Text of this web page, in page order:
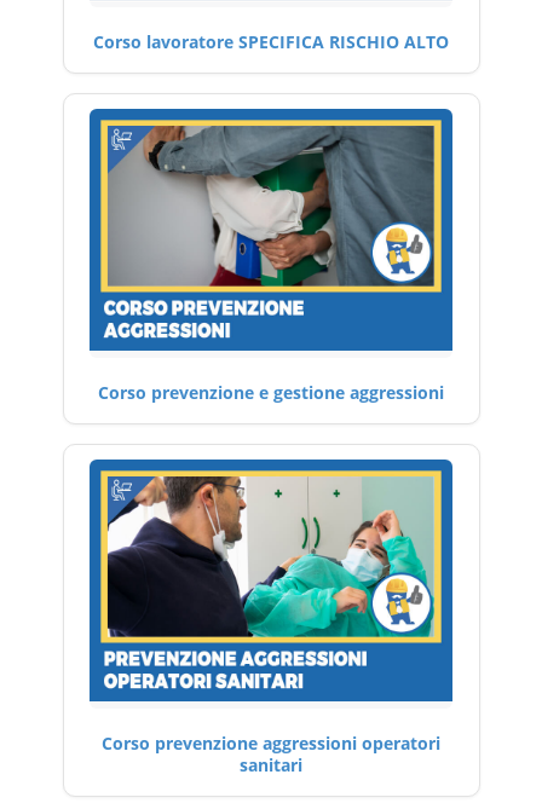
Corso lavoratore SPECIFICA RISCHIO ALTO
Corso prevenzione e gestione aggressioni
Corso prevenzione aggressioni operatori
sanitari